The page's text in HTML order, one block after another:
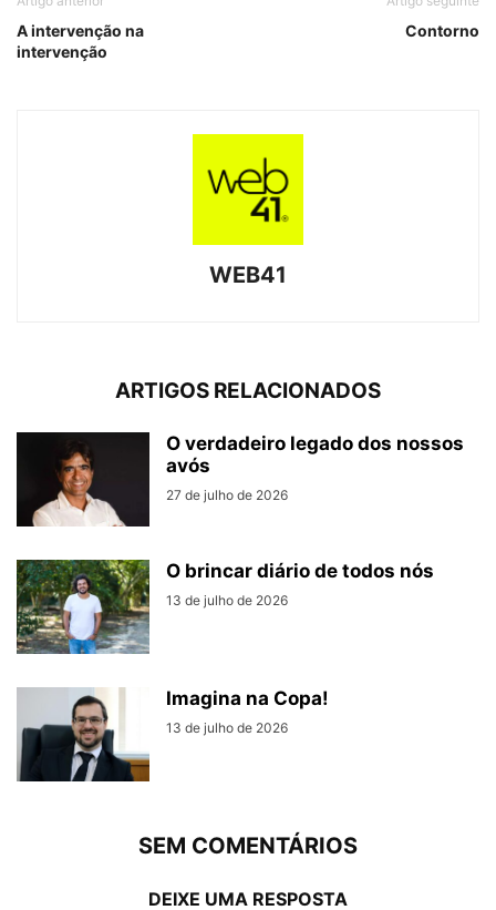
A intervenção na
intervenção
Contorno
WEB41
ARTIGOS RELACIONADOS
O verdadeiro legado dos nossos
avós
27 de julho de 2026
O brincar diário de todos nós
13 de julho de 2026
Imagina na Copa!
13 de julho de 2026
SEM COMENTÁRIOS
DEIXE UMA RESPOSTA